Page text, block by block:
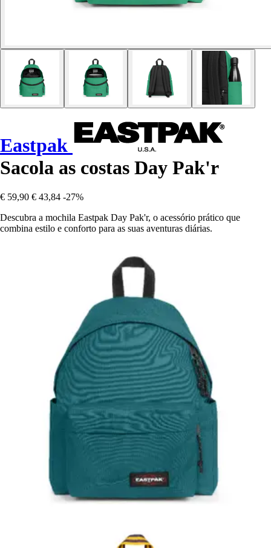
Eastpak
Sacola as costas Day Pak'r
€ 59,90 € 43,84 -27%
Descubra a mochila Eastpak Day Pak'r, o acessório prático que
combina estilo e conforto para as suas aventuras diárias.